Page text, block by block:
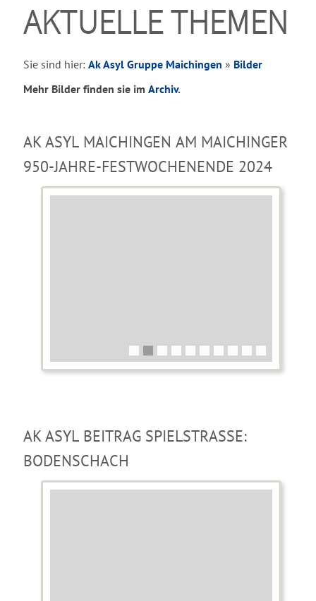
AKTUELLE THEMEN
Sie sind hier: Ak Asyl Gruppe Maichingen » Bilder
Mehr Bilder finden sie im Archiv.
AK ASYL MAICHINGEN AM MAICHINGER
950-JAHRE-FESTWOCHENENDE 2024
AK ASYL BEITRAG SPIELSTRASSE: B
ODENSCHACH